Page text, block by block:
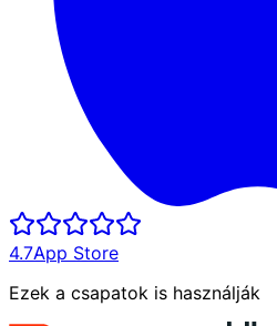
4.7App Store
Ezek a csapatok is használják